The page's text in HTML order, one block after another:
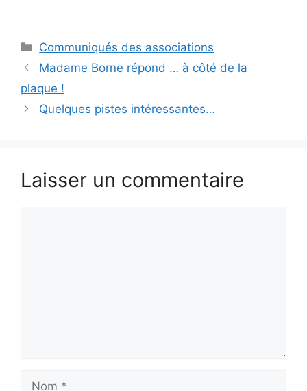
Catégories
Communiqués des associations
Madame Borne répond … à côté de la
plaque !
Quelques pistes intéressantes…
Laisser un commentaire
Nom